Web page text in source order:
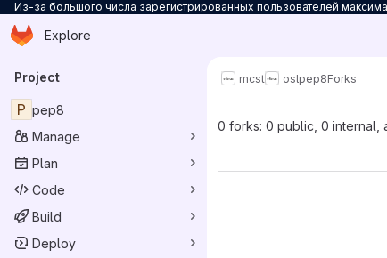
Из-за большого числа зарегистрированных пользователей
Skip to main content
Homepage
Explore
Primary navigation
Project
P pep8
Manage
Plan
Code
Build
Deploy
mcst oslpep8Forks
0 forks: 0 public, 0 internal,